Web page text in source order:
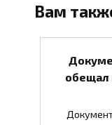
Вам
обещал